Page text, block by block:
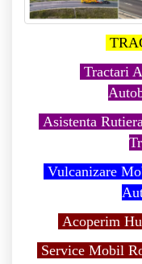
Tractari
Asistenta
Vulcanizare
Acoperim
Service Mobil